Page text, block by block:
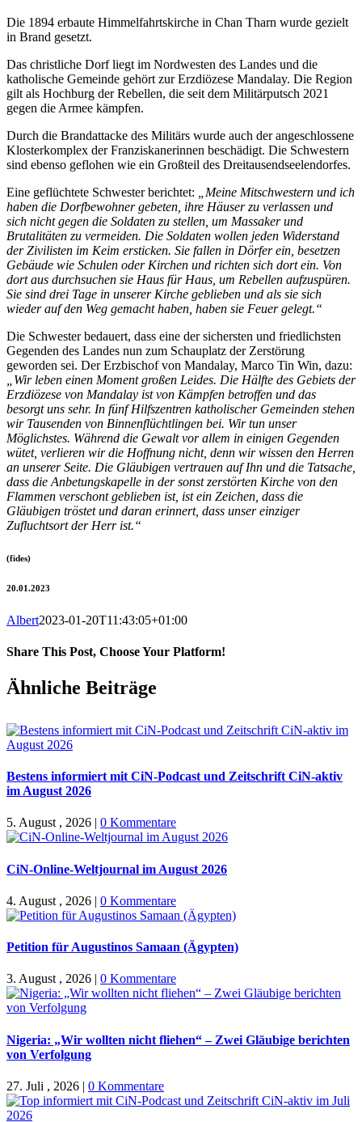
Die 1894 erbaute Himmelfahrtskirche in Chan Tharn wurde gezielt
in Brand gesetzt.
Das christliche Dorf liegt im Nordwesten des Landes und die
katholische Gemeinde gehört zur Erzdiözese Mandalay. Die Region
gilt als Hochburg der Rebellen, die seit dem Militärputsch 2021
gegen die Armee kämpfen.
Durch die Brandattacke des Militärs wurde auch der angeschlossene
Klosterkomplex der Franziskanerinnen beschädigt. Die Schwestern
sind ebenso geflohen wie ein Großteil des Dreitausendseelendorfes.
Eine geflüchtete Schwester berichtet:
„Meine Mitschwestern und ich
haben die Dorfbewohner gebeten, ihre Häuser zu verlassen und
sich nicht gegen die Soldaten zu stellen, um Massaker und
Brutalitäten zu vermeiden. Die Soldaten wollen jeden Widerstand
der Zivilisten im Keim ersticken. Sie fallen in Dörfer ein, besetzen
Gebäude wie Schulen oder Kirchen und richten sich dort ein. Von
dort aus durchsuchen sie Haus für Haus, um Rebellen aufzuspüren.
Sie sind drei Tage in unserer Kirche geblieben und als sie sich
wieder auf den Weg gemacht haben, haben sie Feuer gelegt.“
Die Schwester bedauert, dass eine der sichersten und friedlichsten
Gegenden des Landes nun zum Schauplatz der Zerstörung
geworden sei. Der Erzbischof von Mandalay, Marco Tin Win, dazu:
„Wir leben einen Moment großen Leides. Die Hälfte des Gebiets der
Erzdiözese von Mandalay ist von Kämpfen betroffen und das
besorgt uns sehr. In fünf Hilfszentren katholischer Gemeinden stehen
wir Tausenden von Binnenflüchtlingen bei. Wir tun unser
Möglichstes. Während die Gewalt vor allem in einigen Gegenden
wütet, verlieren wir die Hoffnung nicht, denn wir wissen den Herren
an unserer Seite. Die Gläubigen vertrauen auf Ihn und die Tatsache,
dass die Anbetungskapelle in der sonst zerstörten Kirche von den
Flammen verschont geblieben ist, ist ein Zeichen, dass die
Gläubigen tröstet und daran erinnert, dass unser einziger
Zufluchtsort der Herr ist.“
(fides)
20.01.2023
Albert2023-01-20T11:43:05+01:00
Share This Post, Choose Your Platform!
Facebook
X
WhatsApp
Pinterest
E-
Mail
Ähnliche Beiträge
Bestens informiert mit CiN-Podcast und Zeitschrift CiN-aktiv
im August 2026
5. August , 2026 | 0 Kommentare
CiN-Online-Weltjournal im August 2026
4. August , 2026 | 0 Kommentare
Petition für Augustinos Samaan (Ägypten)
3. August , 2026 | 0 Kommentare
Nigeria: „Wir wollten nicht fliehen“ – Zwei Gläubige berichten
von Verfolgung
27. Juli , 2026 | 0 Kommentare